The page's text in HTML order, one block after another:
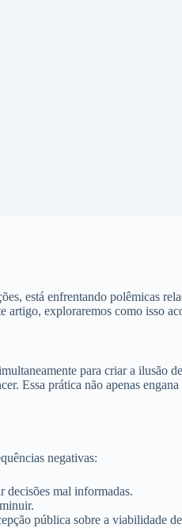
está enfrentando polêmicas
exploraremos como isso
para criar a ilusão
Essa prática não apenas
negativas:
decisões mal informadas.
pública sobre a viabilidade